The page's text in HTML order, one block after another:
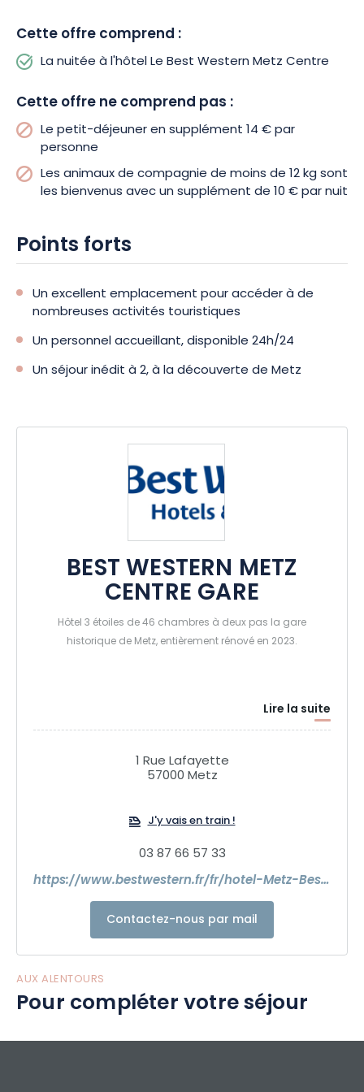
Réservez votre week-end au Best Western Metz Centre Gare
Ce sera pour vous l’occasion de vous évader du quotidien,
ville.
Cette offre comprend :
La nuitée à l'hôtel Le Best Western Metz Centre
Cette offre ne comprend pas :
Le petit-déjeuner en supplément 14 € par
personne
Les animaux de compagnie de moins de 12 kg sont
les bienvenus avec un supplément de 10 € par nuit
Points forts
Un excellent emplacement pour accéder à de
nombreuses activités touristiques
Un personnel accueillant, disponible 24h/24
Un séjour inédit à 2, à la découverte de Metz
BEST WESTERN METZ
CENTRE GARE
Hôtel 3 étoiles de 46 chambres à deux pas la gare
historique de Metz, entièrement rénové en 2023.
Lire la suite
1 Rue Lafayette
57000 Metz
J'y vais en train !
03 87 66 57 33
https://www.bestwestern.fr/fr/hotel-Metz-Best-Western-Metz-Centre-Gare-93949
Contactez-nous par mail
AUX ALENTOURS
Pour compléter votre séjour